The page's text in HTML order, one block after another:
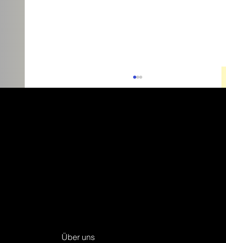
Über uns